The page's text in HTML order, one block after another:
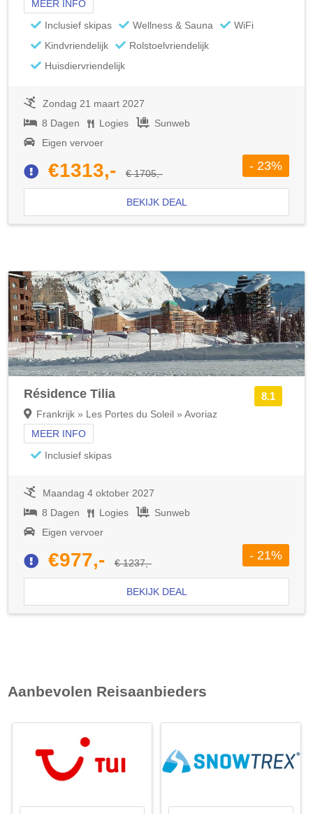
MEER INFO
Inclusief skipas
Wellness & Sauna
WiFi
Kindvriendelijk
Rolstoelvriendelijk
Huisdiervriendelijk
Zondag 21 maart 2027
8 Dagen
Logies
Sunweb
Eigen vervoer
€1313,- € 1705,-
- 23%
BEKIJK DEAL
8.1
Résidence Tilia
Frankrijk » Les Portes du Soleil » Avoriaz
MEER INFO
Inclusief skipas
Maandag 4 oktober 2027
8 Dagen
Logies
Sunweb
Eigen vervoer
€977,- € 1237,-
- 21%
BEKIJK DEAL
Aanbevolen Reisaanbieders